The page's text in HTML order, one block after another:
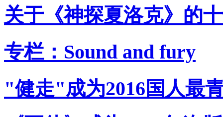
关于《神探夏洛克》的
专栏：Sound and fury
"健走"成为2016国人最